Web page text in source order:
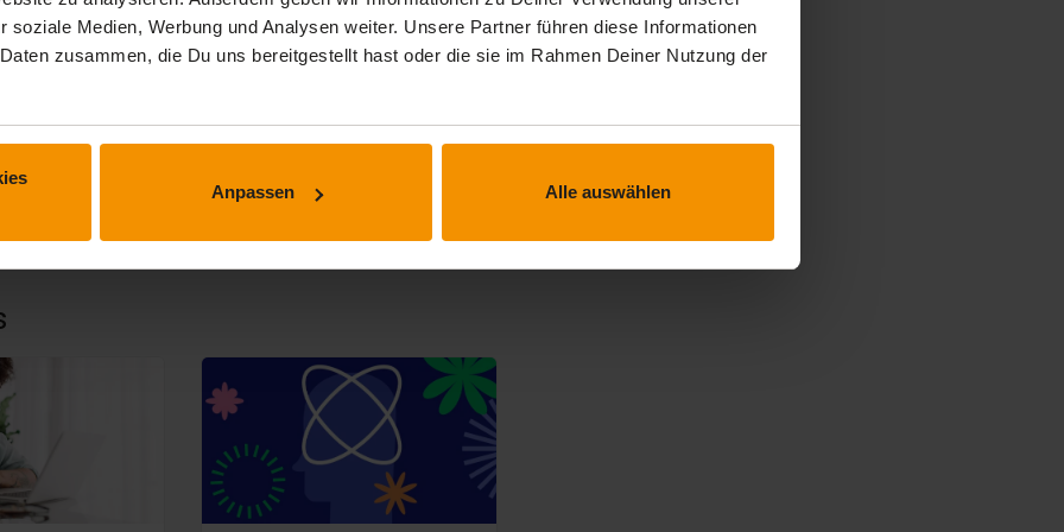
soziale Medien, Werbung und Analysen weiter. Unsere Partner führen diese Informationen
zusammen, die Du uns bereitgestellt hast oder die sie im Rahmen Deiner Nutzung der
Anpassen Alle auswählen